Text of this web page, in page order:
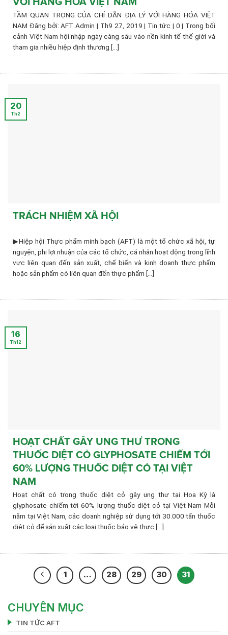
TẦM QUAN TRỌNG CỦA CHỈ DẪN ĐỊA LÝ VỚI HÀNG HÓA VIỆT
NAM Đăng bởi: AFT Admin | Th9 27, 2019 | Tin tức | 0 | Trong bối
cảnh Việt Nam hội nhập ngày càng sâu vào nền kinh tế thế giới và
tham gia nhiều hiệp định thương [...]
TRÁCH NHIỆM XÃ HỘI
▶Hiệp hội Thực phẩm minh bạch (AFT) là một tổ chức xã hội, tự
nguyện, phi lợi nhuận của các tổ chức, cá nhân hoạt động trong lĩnh
vực liên quan đến sản xuất, chế biến và kinh doanh thực phẩm
hoặc sản phẩm có liên quan đến thực phẩm [...]
20
Th2
HOẠT CHẤT GÂY UNG THƯ TRONG
THUỐC DIỆT CỎ GLYPHOSATE CHIẾM TỚI
60% LƯỢNG THUỐC DIỆT CỎ TẠI VIỆT
NAM
Hoạt chất có trong thuốc diệt cỏ gây ung thư tại Hoa Kỳ là
glyphosate chiếm tới 60% lượng thuốc diệt cỏ tại Việt Nam Mỗi
năm tại Việt Nam, các doanh nghiệp sử dụng tới 30.000 tấn thuốc
diệt cỏ để sản xuất các loại thuốc bảo vệ thực [...]
16
Th12
1 … 28 29 30 31
CHUYÊN MỤC
TIN TỨC AFT